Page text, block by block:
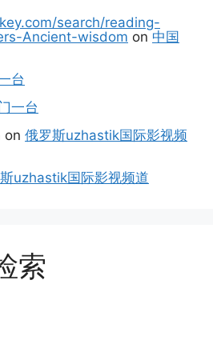
search/reading-
Ancient-wisdom on 中国
台
一台
on 俄罗斯uzhastik国际影视频
uzhastik国际影视频道
索